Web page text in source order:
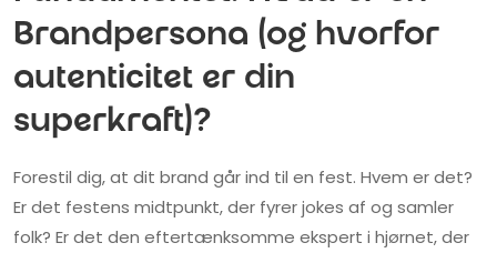
Brandpersona (og hvorfor
autenticitet er din
superkraft)?
Forestil dig, at dit brand går ind til en fest. Hvem er det?
Er det festens midtpunkt, der fyrer jokes af og samler
folk? Er det den eftertænksomme ekspert i hjørnet, der